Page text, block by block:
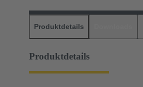
Produktdetails
Produktdetails